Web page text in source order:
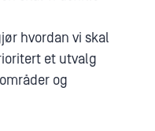
hvordan vi skal
et utvalg
og